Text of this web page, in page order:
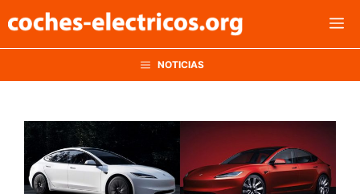
al
NOTICIAS